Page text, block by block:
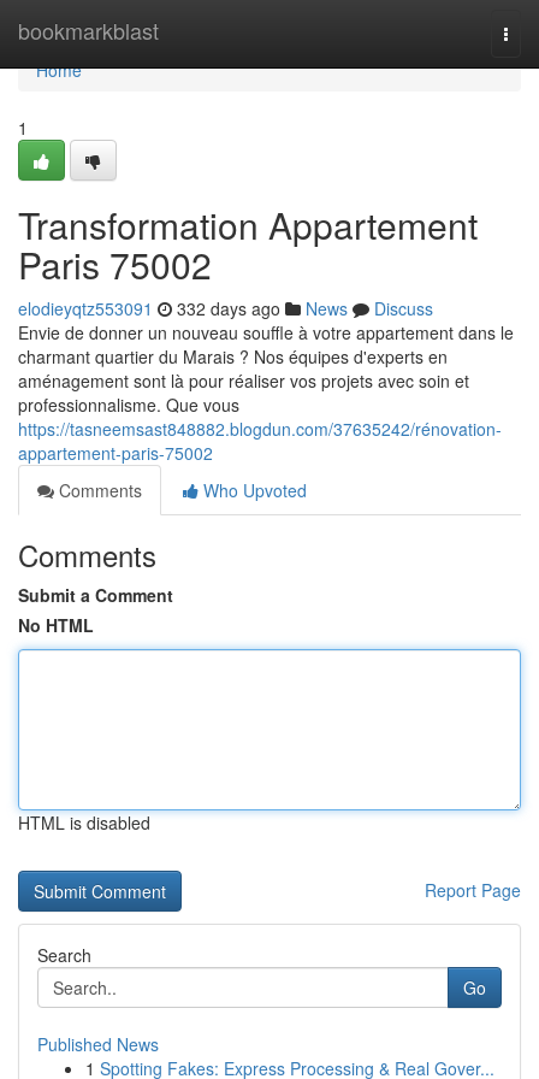
bookmarkblast
Home
Home
1
Transformation Appartement
Paris 75002
elodieyqtz553091 332 days ago News
Discuss
Envie de donner un nouveau souffle à votre appartement dans le
charmant quartier du Marais ? Nos équipes d'experts en
aménagement sont là pour réaliser vos projets avec soin et
professionnalisme. Que vous
https://tasneemsast848882.blogdun.com/37635242/rénovation-
appartement-paris-75002
Comments
Who Upvoted
Comments
Submit a Comment
No HTML
HTML is disabled
Report Page
Search
Go
Published News
1 Spotting Fakes: Express Processing & Real Gover...